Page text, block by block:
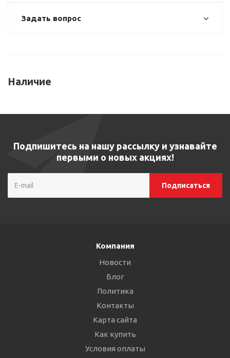
Задать вопрос
Наличие
Подпишитесь на нашу рассылку и узнавайте
первыми о новых акциях!
Компания
Новости
Блог
Политика
Контакты
Карта сайта
Как купить
Условия оплаты